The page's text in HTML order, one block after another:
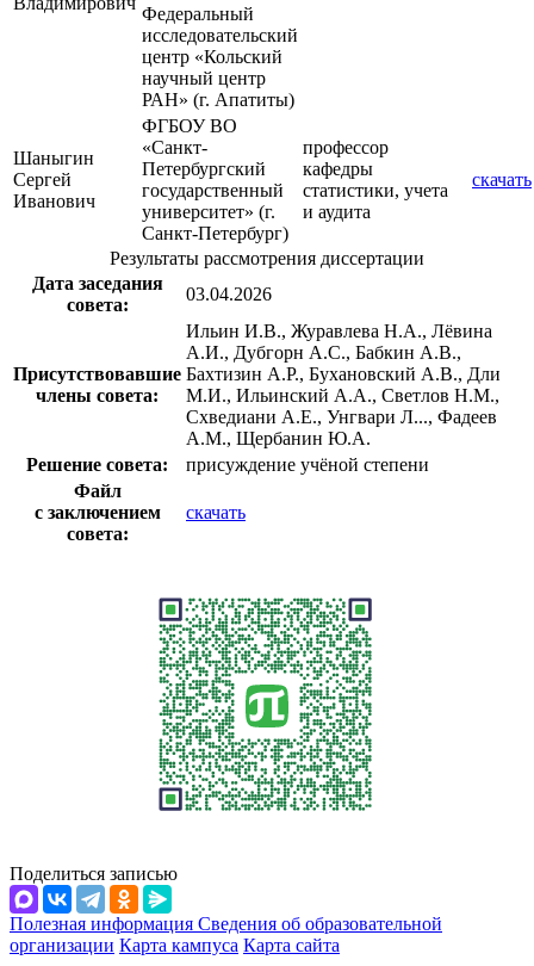
Федеральный
исследовательский
центр «Кольский
научный центр
РАН» (г. Апатиты)
Шаныгин
Сергей
Иванович
ФГБОУ ВО
«Санкт-
Петербургский
государственный
университет» (г.
Санкт-Петербург)
профессор
кафедры
статистики, учета
и аудита
скачать
Результаты рассмотрения диссертации
Дата заседания
совета:
03.04.2026
Присутствовавшие
члены совета:
Ильин И.В., Журавлева Н.А., Лёвина
А.И., Дубгорн А.С., Бабкин А.В.,
Бахтизин А.Р., Бухановский А.В., Дли
М.И., Ильинский А.А., Светлов Н.М.,
Схведиани А.Е., Унгвари Л..., Фадеев
А.М., Щербанин Ю.А.
Решение совета:
присуждение учёной степени
Файл
с заключением
совета:
скачать
Поделиться записью
Полезная информация Сведения об образовательной
организации Карта кампуса Карта сайта